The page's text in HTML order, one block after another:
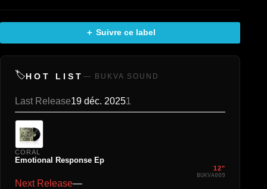
＋ Suivre ce label
🏷️HOT LIST — BUKVA SOUND
Last Release19 déc. 20251
CORAL
Emotional Response Ep
12"
BUKVA009
Next Release—